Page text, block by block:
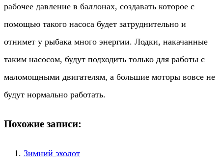
рабочее давление в баллонах, создавать которое с
помощью такого насоса будет затруднительно и
отнимет у рыбака много энергии. Лодки, накачанные
таким насосом, будут подходить только для работы с
маломощными двигателям, а большие моторы вовсе не
будут нормально работать.
Похожие записи:
Зимний эхолот